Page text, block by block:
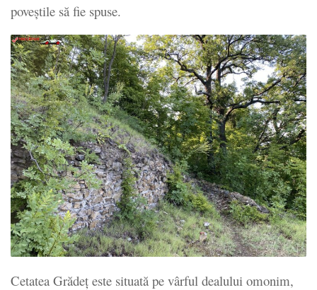
poveştile să fie spuse.
Cetatea Grădeţ este situată pe vârful dealului omonim,